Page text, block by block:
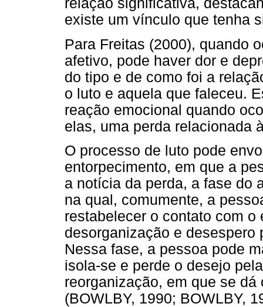
relação significativa,
existe um vínculo que tenha
Para Freitas (2000), quando
afetivo, pode haver dor e
do tipo e de como foi a
o luto e aquela que faleceu.
reação emocional quando
elas, uma perda relacionada
O processo de luto pode
entorpecimento, em que a
a notícia da perda, a fase do
na qual, comumente, a
restabelecer o contato com
desorganização e desespero
Nessa fase, a pessoa pode
isola-se e perde o desejo
reorganização, em que se
(BOWLBY, 1990; BOWLBY,